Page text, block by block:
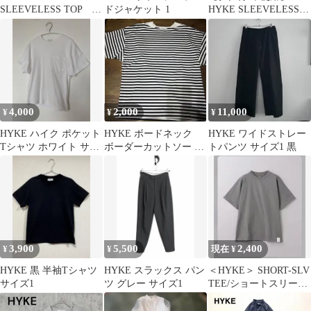
SLEEVELESS TOP ハ
ドジャケット 1
HYKE SLEEVELESS
TEE サイズ2 WHITE
¥4,000
HYKE ハイク ポケット
Tシャツ ホワイト サイ
¥2,000
HYKE ボードネック
ボーダーカットソー 半
¥ 11,000
HYKE ワイドストレー
トパンツ サイズ1 黒
¥3,900
HYKE 黒 半袖Tシャツ
サイズ1
¥5,500
HYKE スラックス パン
ツ グレー サイズ1
現在 ¥2,400
＜HYKE＞ SHORT-SLV
TEE/ショートスリーブ
Tシャツ